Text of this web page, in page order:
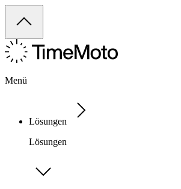
Menü
Lösungen
Lösungen